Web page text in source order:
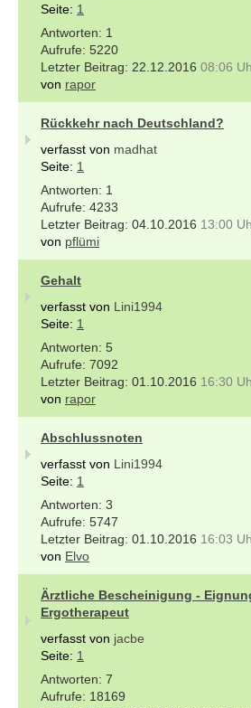
Seite: 1
1
5220
22.12.2016 08:06
von rapor
Rückkehr nach Deutschland?
verfasst von madhat
Seite: 1
1
4233
04.10.2016 13:00
von pflümi
Gehalt
verfasst von Lini1994
Seite: 1
5
7092
01.10.2016 16:30
von rapor
Abschlussnoten
verfasst von Lini1994
Seite: 1
3
5747
01.10.2016 16:03
von Elvo
Ärztliche Bescheinigung -
Ergotherapeut
verfasst von jacbe
Seite: 1
7
18169